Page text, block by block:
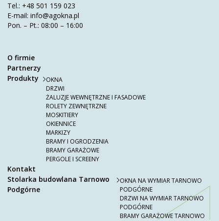
Tel.: +48 501 159 023
E-mail: info@agokna.pl
Pon. – Pt.: 08:00 – 16:00
O firmie
Partnerzy
Produkty
OKNA
DRZWI
ŻALUZJE WEWNĘTRZNE I FASADOWE
ROLETY ZEWNĘTRZNE
MOSKITIERY
OKIENNICE
MARKIZY
BRAMY I OGRODZENIA
BRAMY GARAŻOWE
PERGOLE I SCREENY
Kontakt
Stolarka budowlana Tarnowo
Podgórne
OKNA NA WYMIAR TARNOWO
PODGÓRNE
DRZWI NA WYMIAR TARNOWO
PODGÓRNE
BRAMY GARAŻOWE TARNOWO